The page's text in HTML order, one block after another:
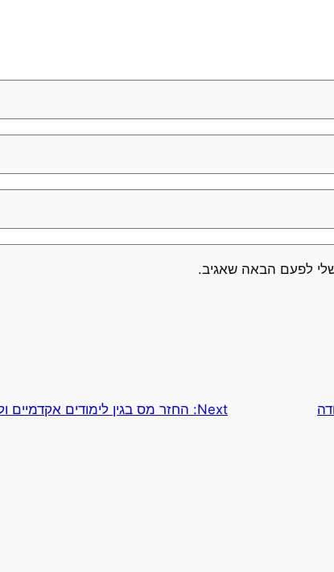
לפעם הבאה שאגיב.
Next: החזר מס בגין לימודים אקדמיים